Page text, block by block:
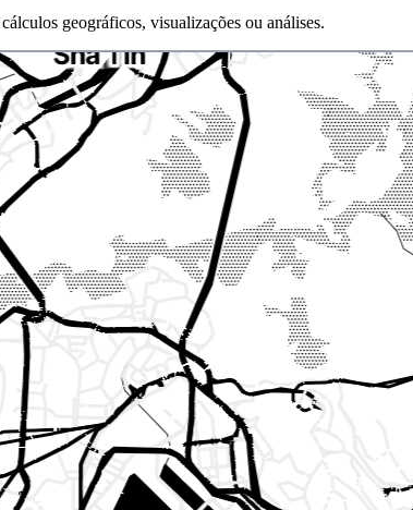
geográficos, visualizações ou análises.